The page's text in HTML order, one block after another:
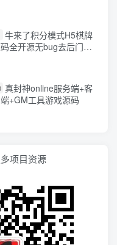
牛来了积分模式H5棋牌
全开源无bug去后门无
真封神online服务端+客
+GM工具游戏源码
项目资源